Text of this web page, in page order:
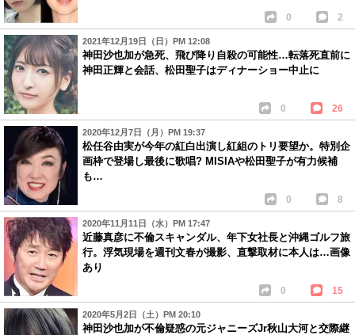
0 2
2021年12月19日（日）PM 12:08
神田沙也加が急死、飛び降り自殺の可能性…転落死直前に
神田正輝と会話、松田聖子はディナーショー中止に
0 26
2020年12月7日（月）PM 19:37
松任谷由実が今年の紅白出演し紅組のトリ要望か。特別企
画枠で登場し最後に歌唱? MISIAや松田聖子が有力候補
も…
0 8
2020年11月11日（水）PM 17:47
近藤真彦に不倫スキャンダル、年下女社長と沖縄ゴルフ旅
行。浮気現場を週刊文春が撮影、直撃取材に本人は…画像
あり
0 15
2020年5月2日（土）PM 20:10
神田沙也加が不倫疑惑の元ジャニーズJr秋山大河と交際継